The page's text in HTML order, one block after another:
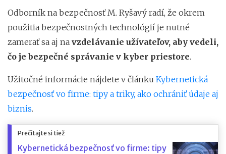
Odborník na bezpečnosť M. Ryšavý radí, že okrem
použitia bezpečnostných technológií je nutné
zamerať sa aj na vzdelávanie užívateľov, aby vedeli,
čo je bezpečné správanie v kyber priestore.
Užitočné informácie nájdete v článku Kybernetická
bezpečnosť vo firme: tipy a triky, ako ochrániť údaje aj
biznis.
Prečítajte si tiež
Kybernetická bezpečnosť vo firme: tipy